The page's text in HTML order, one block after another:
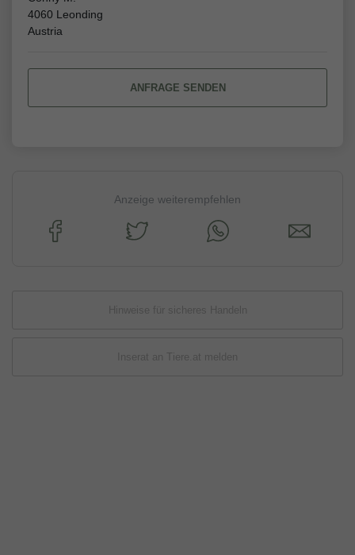
4060 Leonding
Austria
ANFRAGE SENDEN
Anzeige weiterempfehlen
Hinweise für sicheres Handeln
Inserat an Tiere.at melden